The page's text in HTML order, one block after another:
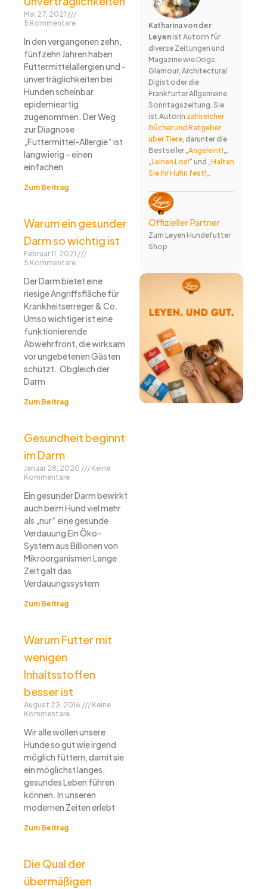
Mai 27, 2021
5 Kommentare
In den vergangenen zehn,
fünfzehn Jahren haben
Futtermittelallergien und -
unverträglichkeiten bei
Hunden scheinbar
epidemieartig
zugenommen. Der Weg
zur Diagnose
„Futtermittel-Allergie“ ist
langwierig – einen
einfachen
Zum Beitrag
Warum ein gesunder
Darm so wichtig ist
Februar 11, 2021
5 Kommentare
Der Darm bietet eine
riesige Angriffsfläche für
Krankheitserreger & Co.
Umso wichtiger ist eine
funktionierende
Abwehrfront, die wirksam
vor ungebetenen Gästen
schützt. Obgleich der
Darm
Zum Beitrag
Gesundheit beginnt
im Darm
Januar 28, 2020
Keine
Kommentare
Ein gesunder Darm bewirkt
auch beim Hund viel mehr
als „nur“ eine gesunde
Verdauung Ein Öko-
System aus Billionen von
Mikroorganismen Lange
Zeit galt das
Verdauungssystem
Zum Beitrag
Warum Futter mit
wenigen
Inhaltsstoffen
besser ist
August 23, 2016
Keine
Kommentare
Wir alle wollen unsere
Hunde so gut wie irgend
möglich füttern, damit sie
ein möglichst langes,
gesundes Leben führen
können. In unseren
modernen Zeiten erlebt
Zum Beitrag
Die Qual der
übermäßigen
Katharina von der
Leyenist Autorin für
diverse Zeitungen und
Magazine wie Dogs,
Glamour, Architectural
Digist oder die
Frankfurter Allgemeine
Sonntagszeitung. Sie
ist Autorin zahlreicher
Bücher und Ratgeber
über Tiere, darunter die
Bestseller „Angeleint!„,
„Leinen Los!“ und „Halten
Sie Ihr Huhn fest!„.
Offizieller Partner
Zum Leyen Hundefutter
Shop